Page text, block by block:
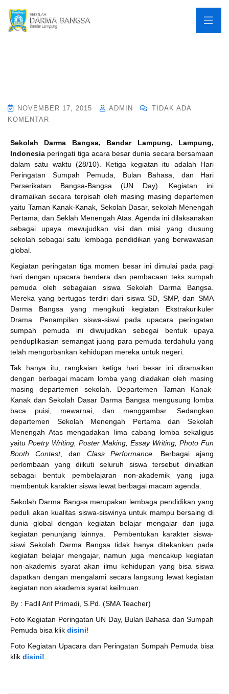
NOVEMBER 17, 2015 ADMIN
TIDAK ADA
KOMENTAR
Sekolah Darma Bangsa, Bandar Lampung, Lampung,
Indonesia peringati tiga acara besar dunia secara bersamaan
dalam satu waktu (28/10). Ketiga kegiatan itu adalah Hari
Peringatan Sumpah Pemuda, Bulan Bahasa, dan Hari
Perserikatan Bangsa-Bangsa (UN Day). Kegiatan ini
diramaikan secara terpisah oleh masing masing departemen
yaitu Taman Kanak-Kanak, Sekolah Dasar, sekolah Menengah
Pertama, dan Seklah Menengah Atas. Agenda ini dilaksanakan
sebagai upaya mewujudkan visi dan misi yang diusung
sekolah sebagai satu lembaga pendidikan yang berwawasan
global.
Kegiatan peringatan tiga momen besar ini dimulai pada pagi
hari dengan upacara bendera dan pembacaan teks sumpah
pemuda oleh sebagaian siswa Sekolah Darma Bangsa.
Mereka yang bertugas terdiri dari siswa SD, SMP, dan SMA
Darma Bangsa yang mengikuti kegiatan Ekstrakurikuler
Drama. Penampilan siswa-siswi pada upacara peringatan
sumpah pemuda ini diwujudkan sebegai bentuk upaya
penduplikasian semangat juang para pemuda terdahulu yang
telah mengorbankan kehidupan mereka untuk negeri.
Tak hanya itu, rangkaian ketiga hari besar ini diramaikan
dengan berbagai macam lomba yang diadakan oleh masing
masing departemen sekolah. Departemen Taman Kanak-
Kanak dan Sekolah Dasar Darma Bangsa mengusung lomba
baca puisi, mewarnai, dan menggambar. Sedangkan
departemen Sekolah Menengah Pertama dan Sekolah
Menengah Atas mengadakan lima cabang lomba sekaligus
yaitu Poetry Writing, Poster Making, Essay Writing, Photo Fun
Booth Contest, dan Class Performance . Berbagai ajang
perlombaan yang diikuti seluruh siswa tersebut diniatkan
sebagai bentuk pembelajaran non-akademik yang juga
membentuk karakter siswa lewat berbagai macam agenda.
Sekolah Darma Bangsa merupakan lembaga pendidikan yang
peduli akan kualitas siswa-siswinya untuk mampu bersaing di
dunia global dengan kegiatan belajar mengajar dan juga
kegiatan penunjang lainnya. Pembentukan karakter siswa-
siswi Sekolah Darma Bangsa tidak hanya ditekankan pada
kegiatan belajar mengajar, namun juga mencakup kegiatan
non-akademis syarat akan ilmu kehidupan yang bisa siswa
dapatkan dengan mengalami secara langsung lewat kegiatan
kegiatan non akademis syarat keilmuan.
By : Fadil Arif Primadi, S.Pd. (SMA Teacher)
Foto Kegiatan Peringatan UN Day, Bulan Bahasa dan Sumpah
Pemuda bisa klik disini!
Foto Kegiatan Upacara dan Peringatan Sumpah Pemuda bisa
klik disini!